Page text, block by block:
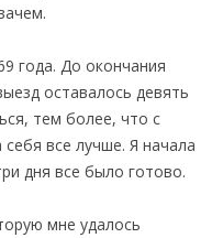
года. До окончания
оставалось девять
тем более, что с
все лучше. Я начала
дня все было готово.
мне удалось